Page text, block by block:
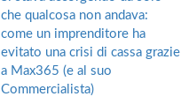
che qualcosa non andava:
come un imprenditore ha
evitato una crisi di cassa grazie
a Max365 (e al suo
Commercialista)